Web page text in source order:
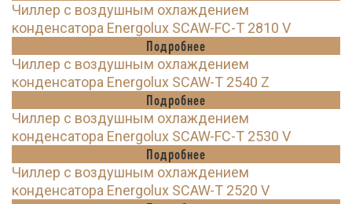
Чиллер с воздушным охлаждением
конденсатора Energolux SCAW-FC-T 2810 V
Подробнее
Чиллер с воздушным охлаждением
конденсатора Energolux SCAW-T 2540 Z
Подробнее
Чиллер с воздушным охлаждением
конденсатора Energolux SCAW-FC-T 2530 V
Подробнее
Чиллер с воздушным охлаждением
конденсатора Energolux SCAW-T 2520 V